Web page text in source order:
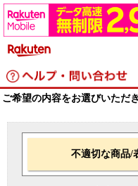
ご希望の内容をお選びいただ
不適切な商品/